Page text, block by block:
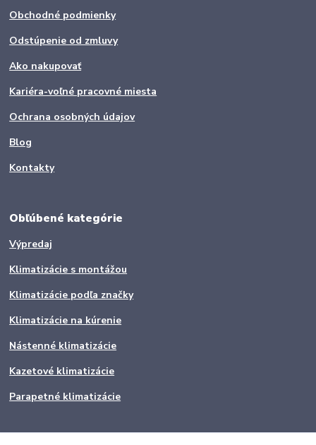
Obchodné podmienky
Odstúpenie od zmluvy
Ako nakupovať
Kariéra-voľné pracovné miesta
Ochrana osobných údajov
Blog
Kontakty
Obľúbené kategórie
Výpredaj
Klimatizácie s montážou
Klimatizácie podľa značky
Klimatizácie na kúrenie
Nástenné klimatizácie
Kazetové klimatizácie
Parapetné klimatizácie